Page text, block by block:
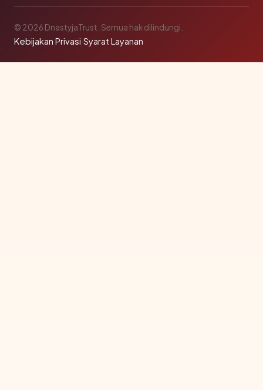
© 2026 DnastyjaTrust. Semua hak dilindungi.
Kebijakan Privasi·Syarat Layanan